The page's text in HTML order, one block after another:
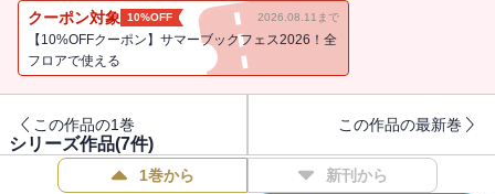
でも平気、だって私の目標は任期後までに素敵な旦那様を見つけ下
賜してもらうことだから！
任期の間に子供が出来なかった場合、側妃は臣下に下賜されること
血で大量出血してしまい、最後までできなかった。
そう、アザールは胸フェチだったのだ！
翌日は貧血で倒れ執務もままならなかったらしい。
クーポン対象 10%OFF 2026.08.11まで
【10%OFFクーポン】サマーブックフェス2026！全
フロアで使える
この作品の1巻 この作品の最新巻
シリーズ作品(7件)
1巻から 新刊から